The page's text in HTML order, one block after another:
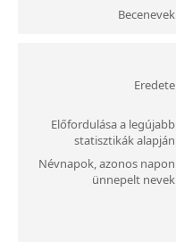
Becenevek
Eredete
Előfordulása a legújabb
statisztikák alapján
Névnapok, azonos napon
ünnepelt nevek